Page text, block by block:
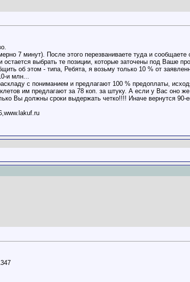
7 минут). После этого перезваниваете туда и
остается выбрать те позиции, которые заточены под Ваше
об этом - типа, Ребята, я возьму только 10 % от
и млн...
с пониманием и предлагают 100 % предоплаты,
им предлагают за 78 коп. за штуку. А если у Вас оно
Вы должны сроки выдержать четко!!!! Иначе вернутся 90-